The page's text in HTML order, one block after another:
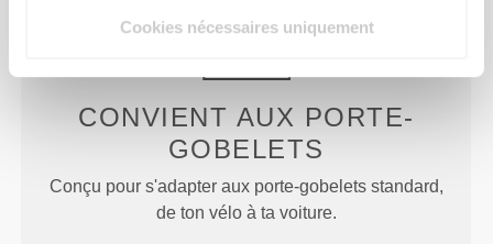
Cookies nécessaires uniquement
CONVIENT AUX PORTE-
GOBELETS
Conçu pour s'adapter aux porte-gobelets standard,
de ton vélo à ta voiture.